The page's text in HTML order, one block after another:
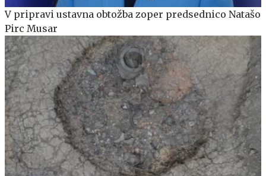
V pripravi ustavna obtožba zoper predsednico Natašo
Pirc Musar